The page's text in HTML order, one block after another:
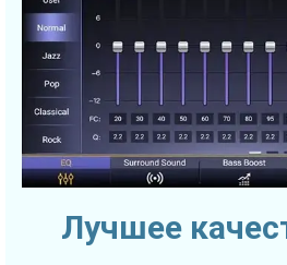
Лучшее